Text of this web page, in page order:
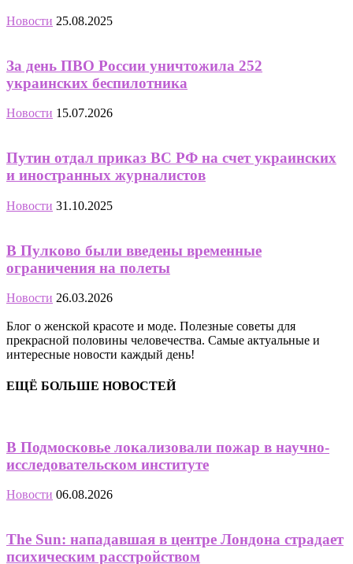
Новости 25.08.2025
За день ПВО России уничтожила 252
украинских беспилотника
Новости 15.07.2026
Путин отдал приказ ВС РФ на счет украинских
и иностранных журналистов
Новости 31.10.2025
В Пулково были введены временные
ограничения на полеты
Новости 26.03.2026
Блог о женской красоте и моде. Полезные советы для
прекрасной половины человечества. Самые актуальные и
интересные новости каждый день!
ЕЩЁ БОЛЬШЕ НОВОСТЕЙ
В Подмосковье локализовали пожар в научно-
исследовательском институте
Новости 06.08.2026
The Sun: нападавшая в центре Лондона страдает
психическим расстройством